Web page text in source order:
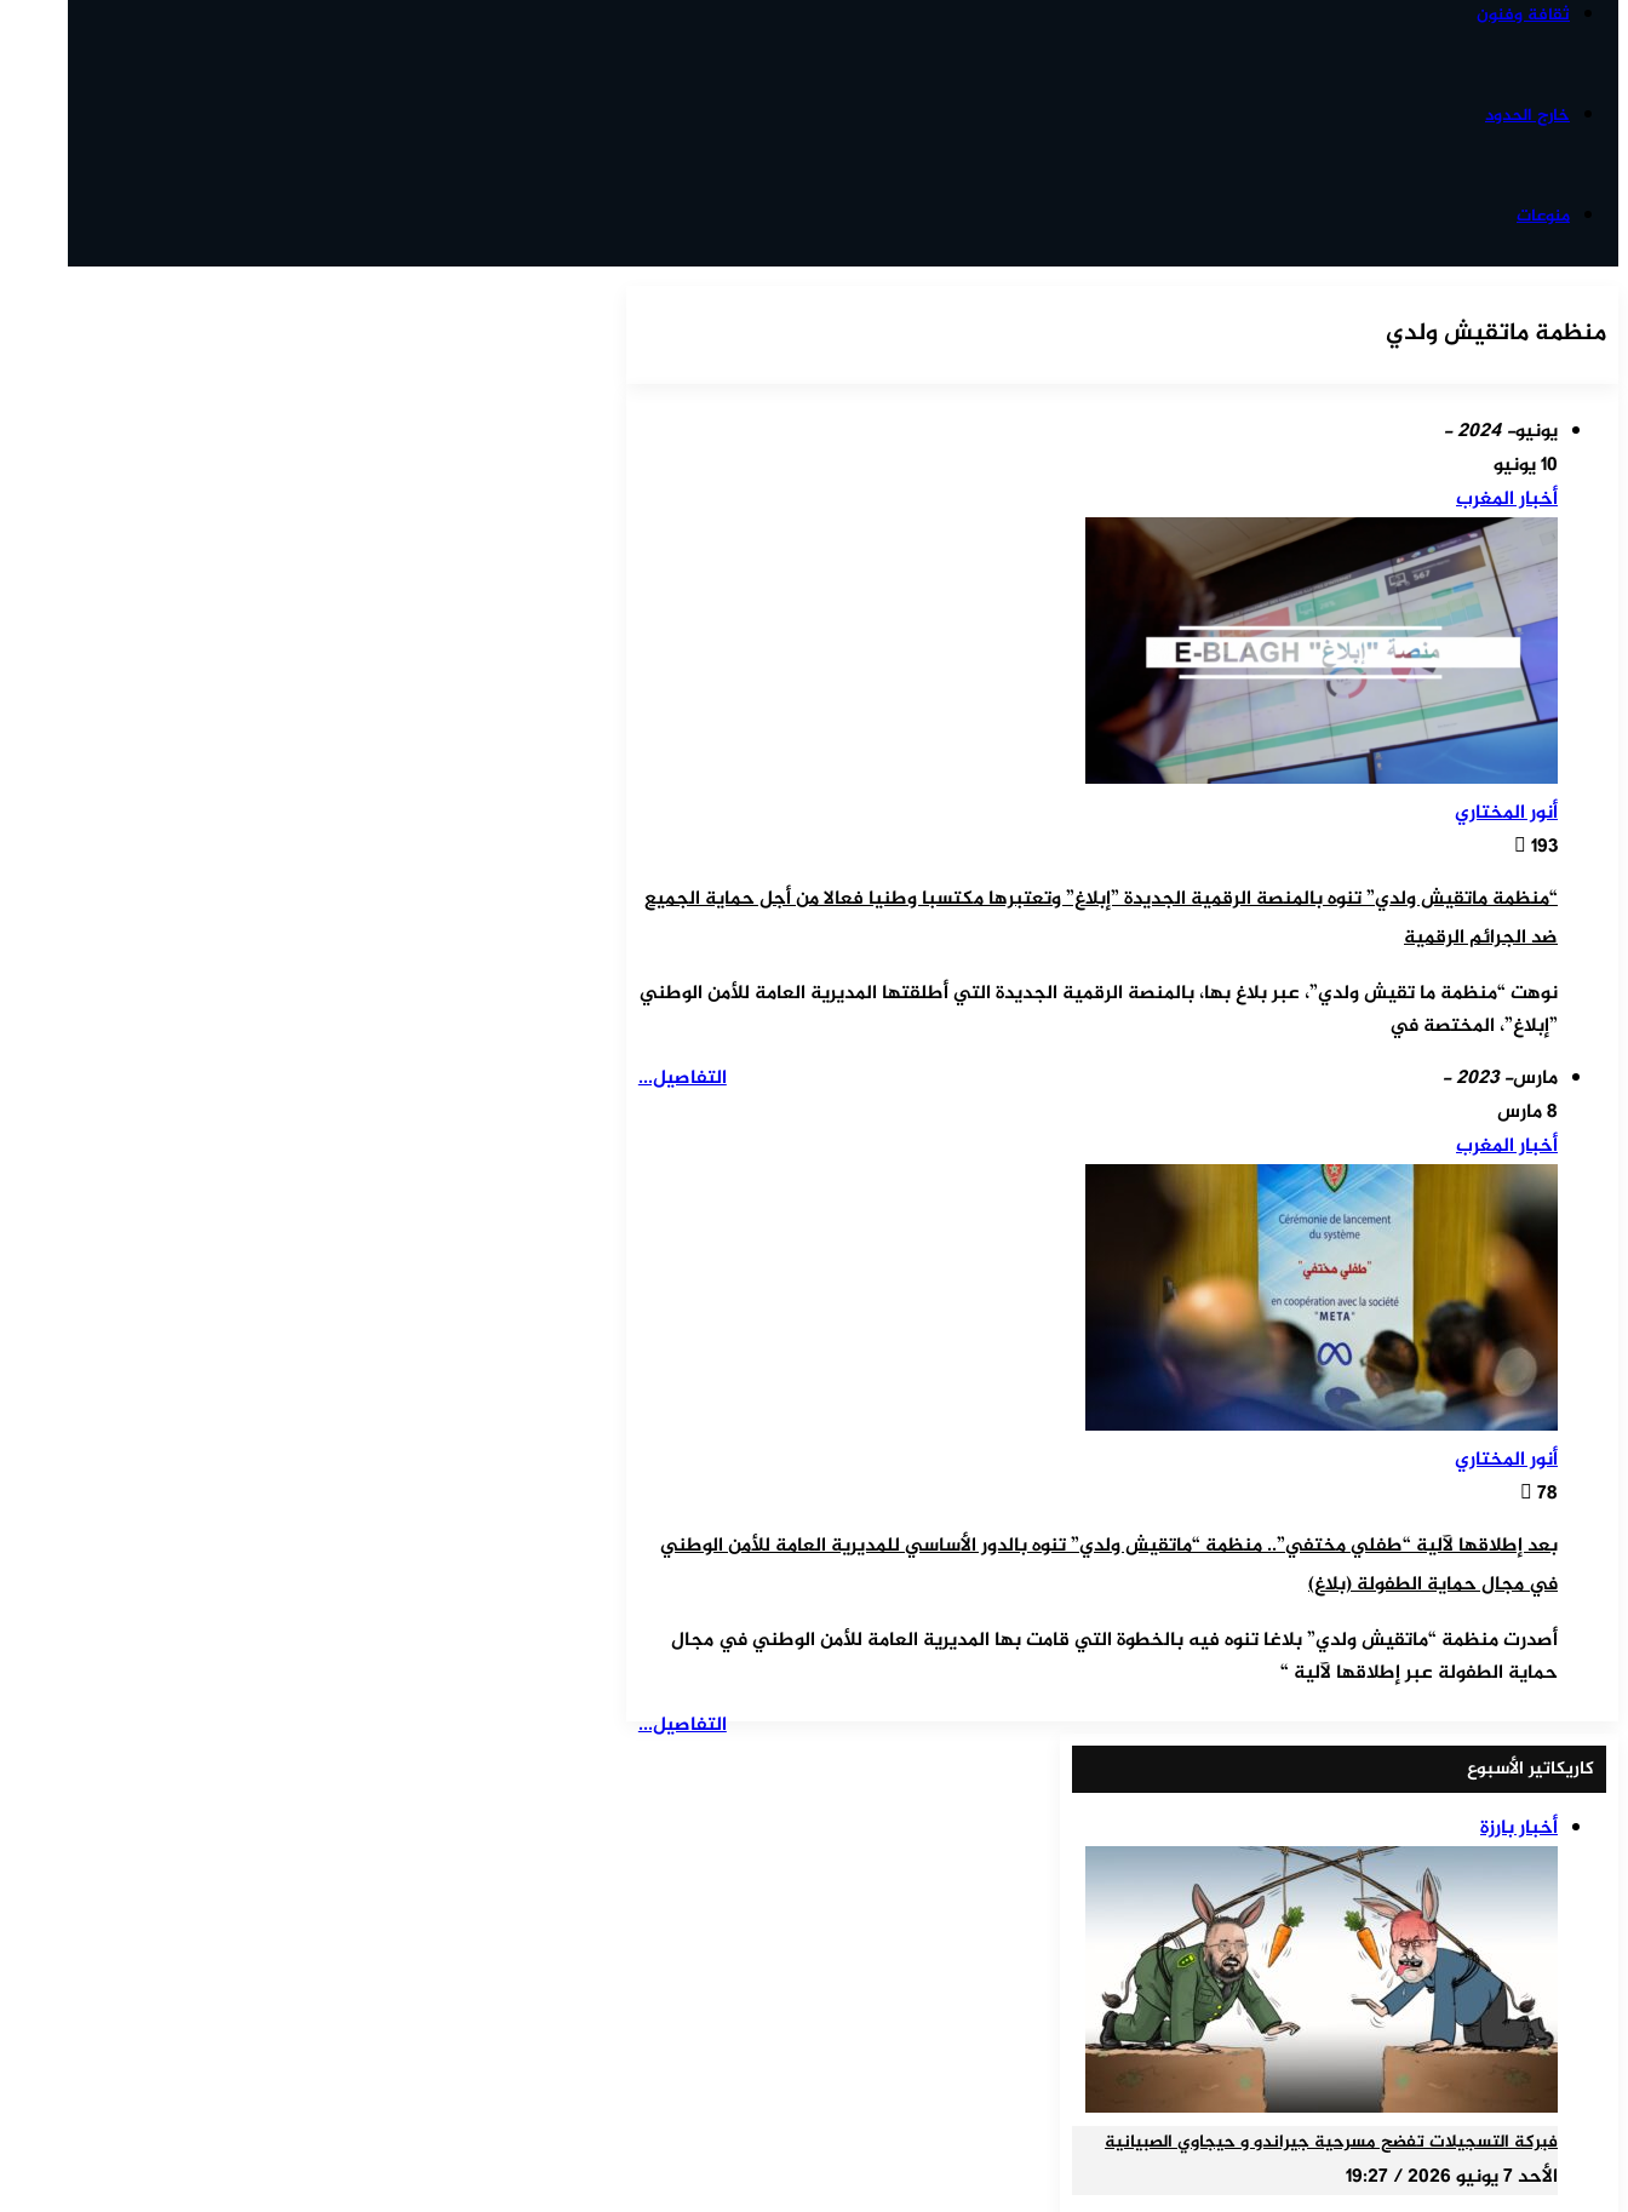
ثقافة وفنون
خارج الحدود
منوعات
منظمة ماتقيش ولدي
يونيو- 2024 -
10 يونيو
أخبار المغرب
أنور المختاري
193
“منظمة ماتقيش ولدي” تنوه بالمنصة الرقمية الجديدة ”إبلاغ” وتعتبرها مكتسبا وطنيا فعالا من أجل حماية الجميع
ضد الجرائم الرقمية
نوهت “منظمة ما تقيش ولدي”، عبر بلاغ بها، بالمنصة الرقمية الجديدة التي أطلقتها المديرية العامة للأمن الوطني
”إبلاغ”، المختصة في
التفاصيل...
مارس- 2023 -
8 مارس
أخبار المغرب
أنور المختاري
78
بعد إطلاقها لآلية “طفلي مختفي”.. منظمة “ماتقيش ولدي” تنوه بالدور الأساسي للمديرية العامة للأمن الوطني
في مجال حماية الطفولة (بلاغ)
أصدرت منظمة “ماتقيش ولدي” بلاغا تنوه فيه بالخطوة التي قامت بها المديرية العامة للأمن الوطني في مجال
حماية الطفولة عبر إطلاقها لآلية “
التفاصيل...
كاريكاتير الأسبوع
أخبار بارزة
فبركة التسجيلات تفضح مسرحية جيراندو و حيجاوي الصبيانية
الأحد 7 يونيو 2026 / 19:27